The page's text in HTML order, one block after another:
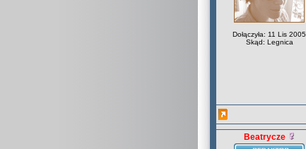
Dołączyła: 11 Lis 2005
Skąd: Legnica
Beatrycze